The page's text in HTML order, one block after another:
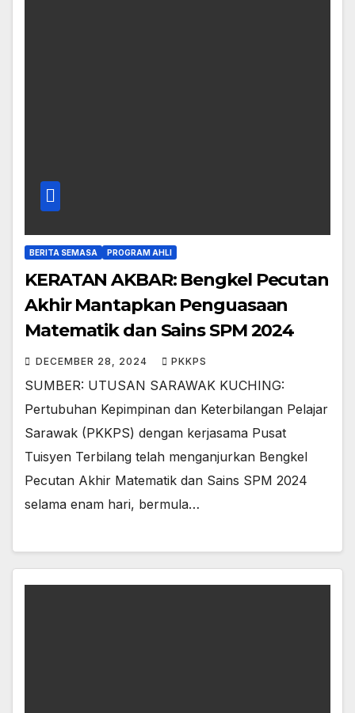
BERITA SEMASA PROGRAM AHLI
KERATAN AKBAR: Bengkel Pecutan
Akhir Mantapkan Penguasaan
Matematik dan Sains SPM 2024
DECEMBER 28, 2024 PKKPS
SUMBER: UTUSAN SARAWAK KUCHING:
Pertubuhan Kepimpinan dan Keterbilangan Pelajar
Sarawak (PKKPS) dengan kerjasama Pusat
Tuisyen Terbilang telah menganjurkan Bengkel
Pecutan Akhir Matematik dan Sains SPM 2024
selama enam hari, bermula…